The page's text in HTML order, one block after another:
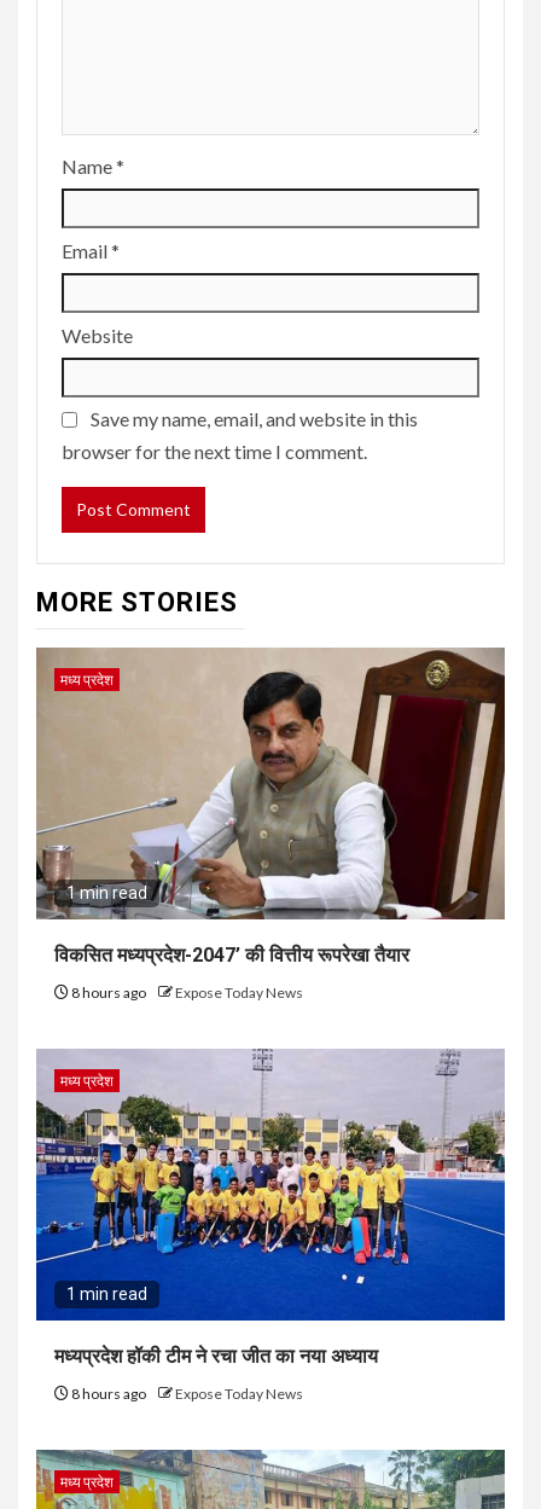
Name*
Email*
Website
Save my name, email, and website in this
browser for the next time I comment.
MORE STORIES
मध्य प्रदेश
1 min read
विकसित मध्यप्रदेश-2047’ की वित्तीय रूपरेखा तैयार
8 hours ago Expose Today News
मध्य प्रदेश
1 min read
मध्यप्रदेश हॉकी टीम ने रचा जीत का नया अध्याय
8 hours ago Expose Today News
मध्य प्रदेश